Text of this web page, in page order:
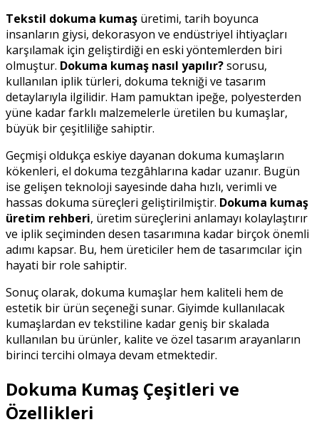
Tekstil dokuma kumaş üretimi, tarih boyunca
insanların giysi, dekorasyon ve endüstriyel ihtiyaçları
karşılamak için geliştirdiği en eski yöntemlerden biri
olmuştur. Dokuma kumaş nasıl yapılır?sorusu,
kullanılan iplik türleri, dokuma tekniği ve tasarım
detaylarıyla ilgilidir. Ham pamuktan ipeğe, polyesterden
yüne kadar farklı malzemelerle üretilen bu kumaşlar,
büyük bir çeşitliliğe sahiptir.
Geçmişi oldukça eskiye dayanan dokuma kumaşların
kökenleri, el dokuma tezgâhlarına kadar uzanır. Bugün
ise gelişen teknoloji sayesinde daha hızlı, verimli ve
hassas dokuma süreçleri geliştirilmiştir. Dokuma kumaş
üretim rehberi, üretim süreçlerini anlamayı kolaylaştırır
ve iplik seçiminden desen tasarımına kadar birçok önemli
adımı kapsar. Bu, hem üreticiler hem de tasarımcılar için
hayati bir role sahiptir.
Sonuç olarak, dokuma kumaşlar hem kaliteli hem de
estetik bir ürün seçeneği sunar. Giyimde kullanılacak
kumaşlardan ev tekstiline kadar geniş bir skalada
kullanılan bu ürünler, kalite ve özel tasarım arayanların
birinci tercihi olmaya devam etmektedir.
Dokuma Kumaş Çeşitleri ve
Özellikleri